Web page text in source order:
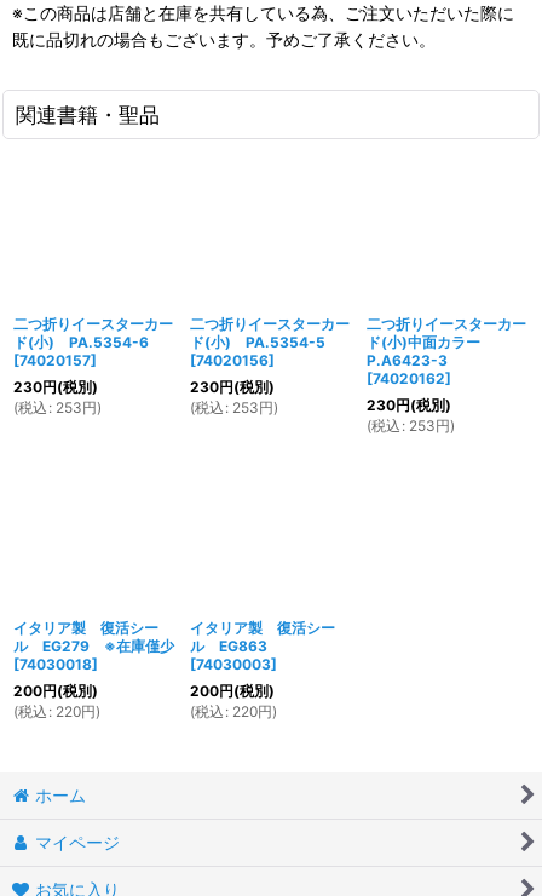
※この商品は店舗と在庫を共有している為、ご注文いただいた際に
既に品切れの場合もございます。予めご了承ください。
関連書籍・聖品
二つ折りイースターカー
ド(小) PA.5354-6
[74020157]
230円(税別)
(税込 : 253円)
二つ折りイースターカー
ド(小) PA.5354-5
[74020156]
230円(税別)
(税込 : 253円)
二つ折りイースターカー
ド(小)中面カラー
P.A6423-3
[74020162]
230円(税別)
(税込 : 253円)
イタリア製 復活シー
ル EG279 ※在庫僅少
[74030018]
200円(税別)
(税込 : 220円)
イタリア製 復活シー
ル EG863
[74030003]
200円(税別)
(税込 : 220円)
ホーム
マイページ
お気に入り